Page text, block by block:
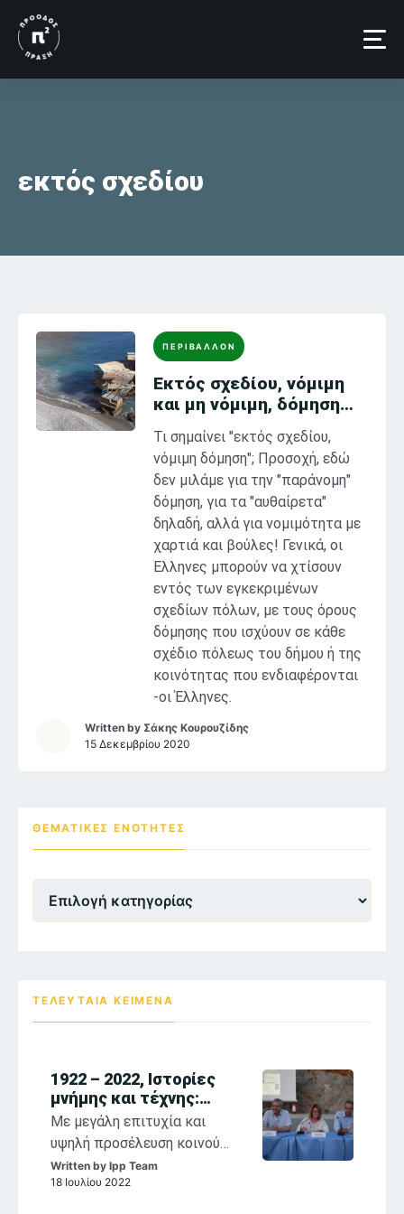
content
εκτός σχεδίου
ΠΕΡΙΒΑΛΛΟΝ
Εκτός σχεδίου, νόμιμη
και μη νόμιμη, δόμηση…
Τι σημαίνει "εκτός σχεδίου,
νόμιμη δόμηση"; Προσοχή, εδώ
δεν μιλάμε για την "παράνομη"
δόμηση, για τα "αυθαίρετα"
δηλαδή, αλλά για νομιμότητα με
χαρτιά και βούλες! Γενικά, οι
Έλληνες μπορούν να χτίσουν
εντός των εγκεκριμένων
σχεδίων πόλων, με τους όρους
δόμησης που ισχύουν σε κάθε
σχέδιο πόλεως του δήμου ή της
κοινότητας που ενδιαφέρονται
-οι Έλληνες.
Written by Σάκης Κουρουζίδης
15 Δεκεμβρίου 2020
ΘΕΜΑΤΙΚΕΣ ΕΝΌΤΗΤΕΣ
Ενότητες
ΤΕΛΕΥΤΑΙΑ ΚΕΙΜΕΝΑ
1922 – 2022, Ιστορίες
μνήμης και τέχνης:
αναστοχασμοί στη
θρησκευτική ζωγραφική
των Παπαλουκά,
Κόντογλου, Βασιλείου
Με μεγάλη επιτυχία και
υψηλή προσέλευση κοινού
συνεχίζονται η έκθεση
«1922-2022, Σ. Παπαλουκάς,
Written by Ipp Team
18 Ιουλίου 2022